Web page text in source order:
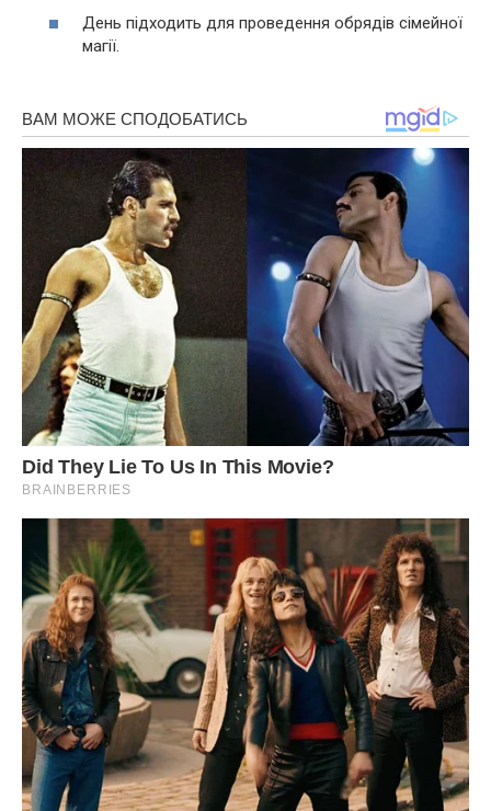
День підходить для проведення обрядів сімейної
магії.